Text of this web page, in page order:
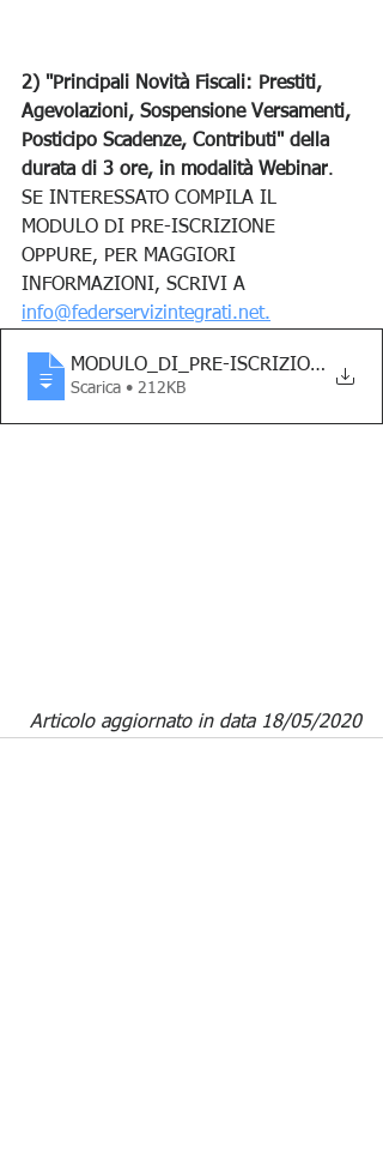
2) "Principali Novità Fiscali: Prestiti,
Agevolazioni, Sospensione Versamenti,
Posticipo Scadenze, Contributi" della
durata di 3 ore, in modalità Webinar.
SE INTERESSATO COMPILA IL
MODULO DI PRE-ISCRIZIONE
OPPURE, PER MAGGIORI
INFORMAZIONI, SCRIVI A
info@federservizintegrati.net.
MODULO_DI_PRE-
Scarica • 212KB
Articolo aggiornato in data 18/05/2020